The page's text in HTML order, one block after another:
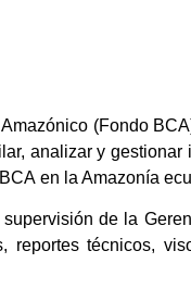
(Fondo
analizar y
en la Amazonía
de la
reportes técnicos,